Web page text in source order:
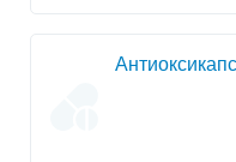
Антиоксикапс